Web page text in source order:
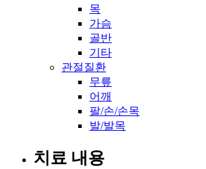
목
가슴
골반
기타
관절질환
무릎
어깨
팔/손/손목
발/발목
치료 내용